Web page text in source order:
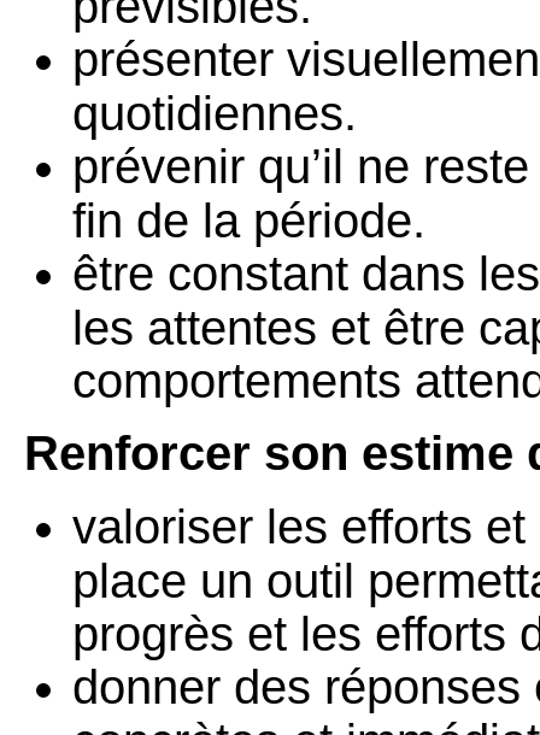
présenter
quotidiennes.
prévenir qu’il ne
fin de la période.
être constant dans
les attentes et être
comportements
Renforcer son estime
valoriser les efforts
place un outil
progrès et les efforts
donner des